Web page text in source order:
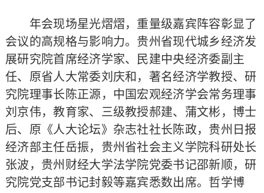
年会现场星光熠熠，重量级嘉宾阵容彰显了
会议的高规格与影响力。贵州省现代城乡经济发
展研究院首席经济学家、民建中央经济委副主
任、原省人大常委刘庆和，著名经济学教授、研
究院理事长陈正源，中国宏观经济学会常务理事
刘京伟，教育家、三级教授郝建、蒲文彬，博士
后、原《人大论坛》杂志社社长陈政，贵州日报
经济部主任岳振，贵州省社会主义学院科研处长
张波，贵州财经大学法学院党委书记邵新顺，研
究院党支部书记封毅等嘉宾悉数出席。哲学博